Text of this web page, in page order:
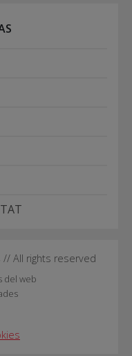
// All rights reserved
del web